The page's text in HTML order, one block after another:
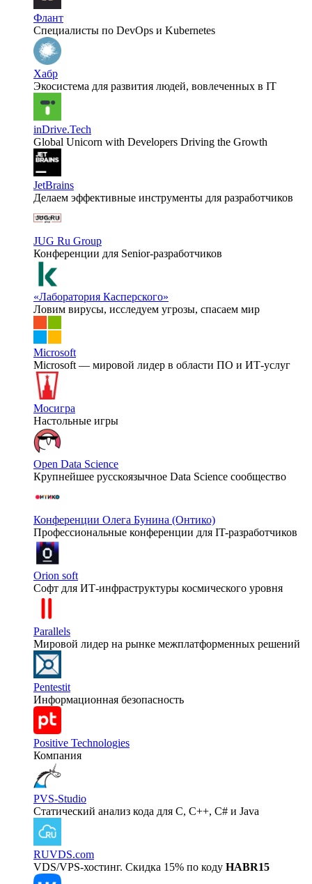
Флант
Специалисты по DevOps и Kubernetes
Хабр
Экосистема для развития людей, вовлеченных в IT
inDrive.Tech
Global Unicorn with Developers Driving the Growth
JetBrains
Делаем эффективные инструменты для разработчиков
JUG Ru Group
Конференции для Senior-разработчиков
«Лаборатория Касперского»
Ловим вирусы, исследуем угрозы, спасаем мир
Microsoft
Microsoft — мировой лидер в области ПО и ИТ-услуг
Мосигра
Настольные игры
Open Data Science
Крупнейшее русскоязычное Data Science сообщество
Конференции Олега Бунина (Онтико)
Профессиональные конференции для IT-разработчиков
Orion soft
Софт для ИТ-инфраструктуры космического уровня
Parallels
Мировой лидер на рынке межплатформенных решений
Pentestit
Информационная безопасность
Positive Technologies
Компания
PVS-Studio
Статический анализ кода для C, C++, C# и Java
RUVDS.com
VDS/VPS-хостинг. Скидка 15% по коду HABR15